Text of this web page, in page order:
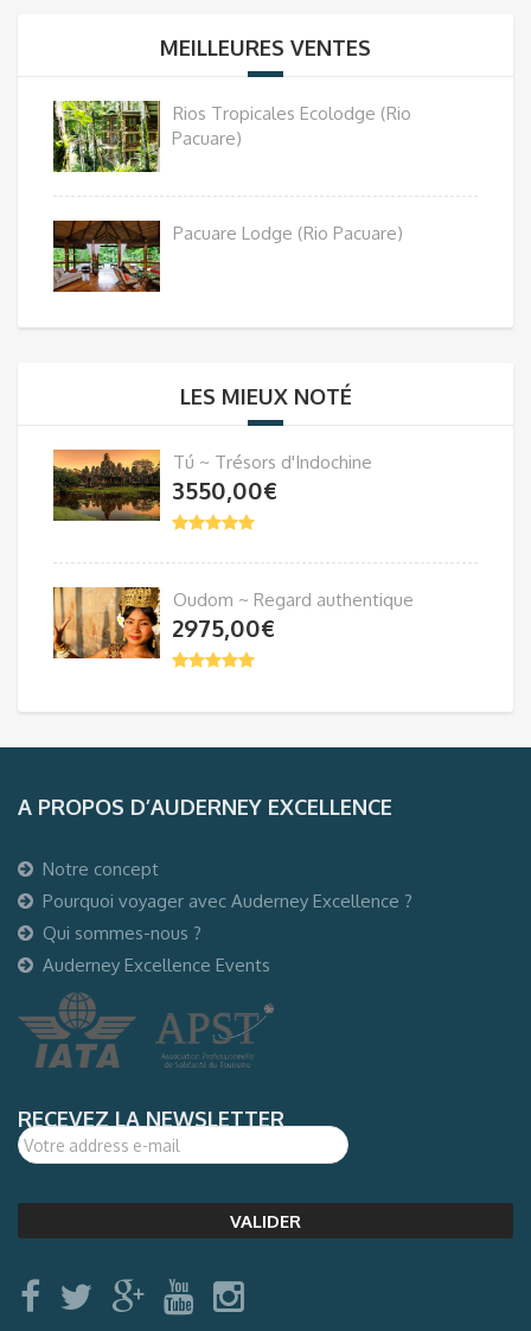
MEILLEURES VENTES
Rios Tropicales Ecolodge (Rio
Pacuare)
Pacuare Lodge (Rio Pacuare)
LES MIEUX NOTÉ
Tú ~ Trésors d'Indochine
3550,00€
Oudom ~ Regard authentique
2975,00€
A PROPOS D’AUDERNEY EXCELLENCE
Notre concept
Pourquoi voyager avec Auderney Excellence ?
Qui sommes-nous ?
Auderney Excellence Events
RECEVEZ LA NEWSLETTER